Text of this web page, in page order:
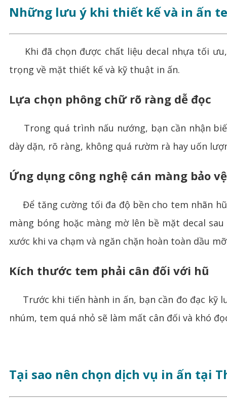
Những lưu ý khi thiết kế và in ấn
Khi đã chọn được chất liệu decal nhựa tối
trọng về mặt thiết kế và kỹ thuật in ấn.
Lựa chọn phông chữ rõ ràng dễ đọc
Trong quá trình nấu nướng, bạn cần nhận
dày dặn, rõ ràng, không quá rườm rà hay uốn
Ứng dụng công nghệ cán màng bảo vệ
Để tăng cường tối đa độ bền cho tem nhãn
màng bóng hoặc màng mờ lên bề mặt decal
xước khi va chạm và ngăn chặn hoàn toàn dầu
Kích thước tem phải cân đối với hũ
Trước khi tiến hành in ấn, bạn cần đo đạc kỹ
nhúm, tem quá nhỏ sẽ làm mất cân đối và khó
Tại sao nên chọn dịch vụ in ấn tại